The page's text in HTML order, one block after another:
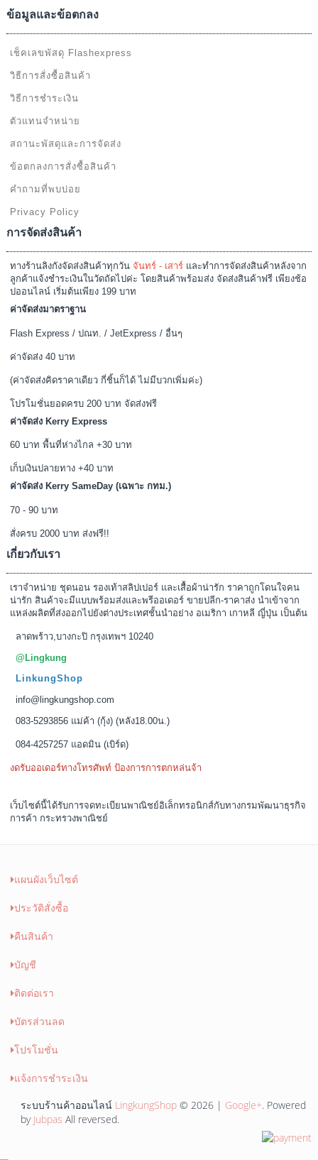
ข้อมูลและข้อตกลง
เช็คเลขพัสดุ Flashexpress
วิธีการสั่งซื้อสินค้า
วิธีการชำระเงิน
ตัวแทนจำหน่าย
สถานะพัสดุและการจัดส่ง
ข้อตกลงการสั่งซื้อสินค้า
คำถามที่พบบ่อย
Privacy Policy
การจัดส่งสินค้า
ทางร้านลิงกังจัดส่งสินค้าทุกวัน จันทร์ - เสาร์ และทำการจัดส่งสินค้าหลังจาก
ลูกค้าแจ้งชำระเงินในวัดถัดไปค่ะ โดยสินค้าพร้อมส่ง จัดส่งสินค้าฟรี เพียงช้อ
ปออนไลน์ เริ่มต้นเพียง 199 บาท
ค่าจัดส่งมาตราฐาน
Flash Express / ปณท. / JetExpress / อื่นๆ
ค่าจัดส่ง 40 บาท
(ค่าจัดส่งคิดราคาเดียว กี่ชิ้นก็ได้ ไม่มีบวกเพิ่มค่ะ)
โปรโมชั่นยอดครบ 200 บาท จัดส่งฟรี
ค่าจัดส่ง Kerry Express
60 บาท พื้นที่ห่างไกล +30 บาท
เก็บเงินปลายทาง +40 บาท
ค่าจัดส่ง Kerry SameDay (เฉพาะ กทม.)
70 - 90 บาท
สั่งครบ 2000 บาท ส่งฟรี!!
เกี่ยวกับเรา
เราจำหน่าย ชุดนอน รองเท้าสลิปเปอร์ และเสื้อผ้าน่ารัก ราคาถูกโดนใจคน
น่ารัก สินค้าจะมีแบบพร้อมส่งและพรีออเดอร์ ขายปลีก-ราคาส่ง นำเข้าจาก
แหล่งผลิตที่ส่งออกไปยังต่างประเทศชั้นนำอย่าง อเมริกา เกาหลี ญี่ปุ่น เป็นต้น
ลาดพร้าว,บางกะปิ กรุงเทพฯ 10240
@Lingkung
LinkungShop
info@lingkungshop.com
083-5293856 แม่ค้า (กุ้ง) (หลัง18.00น.)
084-4257257 แอดมิน (เบิร์ด)
งดรับออเดอร์ทางโทรศัพท์ ป้องการการตกหล่นจ้า
เว็บไซต์นี้ได้รับการจดทะเบียนพาณิชย์อิเล็กทรอนิกส์กับทางกรมพัฒนาธุรกิจ
การค้า กระทรวงพาณิชย์
แผนผังเว็บไซต์
ประวัติสั่งซื้อ
คืนสินค้า
บัญชี
ติดต่อเรา
บัตรส่วนลด
โปรโมชั่น
แจ้งการชำระเงิน
ระบบร้านค้าออนไลน์ LingkungShop © 2026 | Google+. Powered
by Jubpas All reversed.